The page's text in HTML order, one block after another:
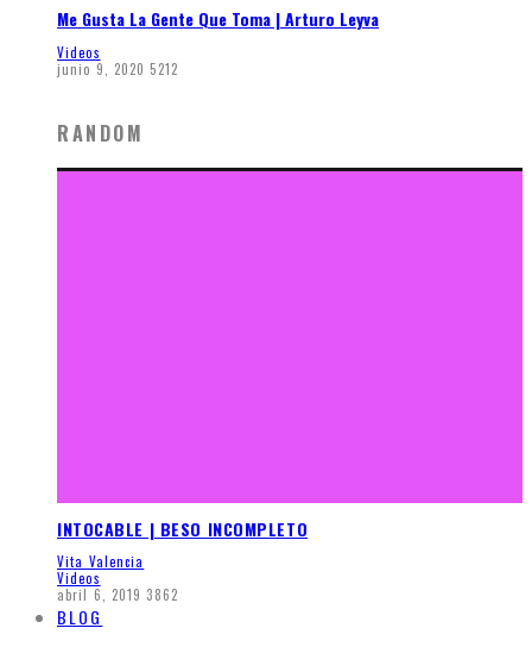
Me Gusta La Gente Que Toma | Arturo Leyva
Videos
junio 9, 2020 5212
RANDOM
INTOCABLE | BESO INCOMPLETO
Vita Valencia
Videos
abril 6, 2019 3862
BLOG